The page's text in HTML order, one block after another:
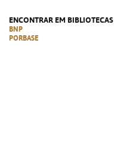
ENCONTRAR EM BIBLIOTECAS
BNP
PORBASE